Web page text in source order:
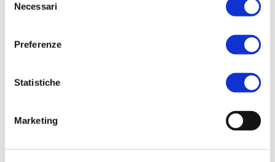
delNecessari
Preferenze
Statistiche
Marketing